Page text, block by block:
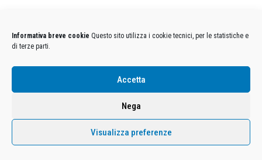
Informativa breve cookie Questo sito utilizza i cookie tecnici, per le statistiche e
di terze parti.
Accetta
Nega
Visualizza preferenze